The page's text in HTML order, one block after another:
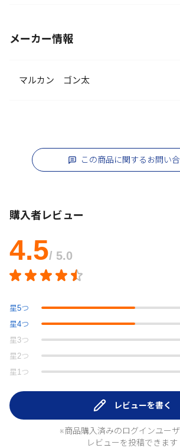
メーカー情報
マルカン ゴン太
この商品に関するお問い
購入者レビュー
4.5/ 5.0
星5つ
星4つ
星 3つ
星 2つ
星 1つ
レビューを書く
※商品購入済みのログインユー
レビューを投稿できます